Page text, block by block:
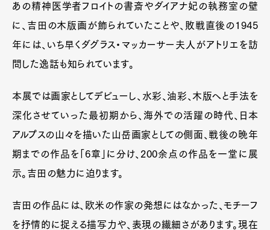
あの精神医学者フロイトの書斎やダイアナ妃の執務室の壁
に、吉田の木版画が飾られていたことや、敗戦直後の1945
年には、いち早くダグラス・マッカーサー夫人がアトリエを訪
問した逸話も知られています。
本展では画家としてデビューし、水彩、油彩、木版へと手法を
深化させていった最初期から、海外での活躍の時代、日本
アルプスの山々を描いた山岳画家としての側面、戦後の晩年
期までの作品を「6章」に分け、200余点の作品を一堂に展
示。吉田の魅力に迫ります。
吉田の作品には、欧米の作家の発想にはなかった、モチーフ
を抒情的に捉える描写力や、表現の繊細さがあります。現在